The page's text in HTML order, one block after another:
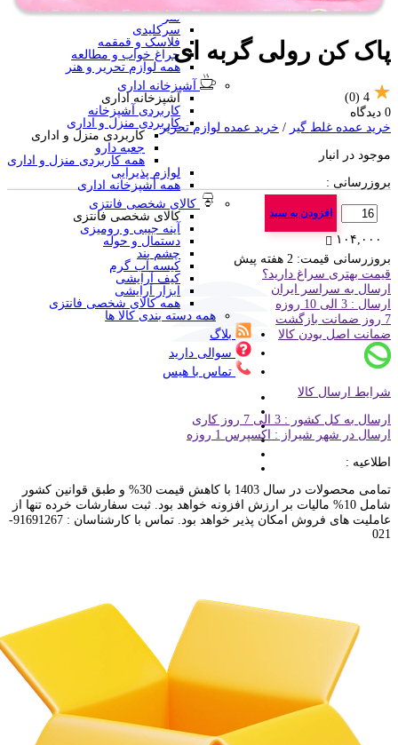
متر
سرکلیدی
فلاسک و قمقمه
چراغ خواب و مطالعه
همه لوازم تحریر و هنر
آشپزخانه اداری
آشپزخانه اداری
کاربردی آشپزخانه
کاربردی منزل و اداری
کاربردی منزل و اداری
جعبه دارو
همه کاربردی منزل و اداری
لوازم پذیرایی
همه آشپزخانه اداری
کالای شخصی فانتزی
کالای شخصی فانتزی
آینه جیبی و رومیزی
دستمال و حوله
چشم بند
کیسه آب گرم
کیف آرایشی
ابزار آرایشی
همه کالای شخصی فانتزی
همه دسته بندی کالا ها
بلاگ
سوالی دارید
تماس با هیس
پاک کن رولی گربه ای
4
(0)
0 دیدگاه
خرید عمده غلط گیر / خرید عمده لوازم تحریر
موجود در انبار
بروزرسانی :
تعداد افزودن به سبد
۱۰۴,۰۰۰
بروزرسانی قیمت: 2 هفته پیش
قیمت بهتری سراغ دارید؟
ارسال به سراسر ایران
ارسال : 3 الی 10 روزه
7 روز ضمانت بازگشت
ضمانت اصل بودن کالا
شرایط ارسال کالا
ارسال به کل کشور : 3 الی 7 روز کاری
ارسال در شهر شیراز : اکسپرس 1 روزه
اطلاعیه :
تمامی محصولات در سال 1403 با کاهش قیمت 30% و طبق قوانین کشور
شامل 10% مالیات بر ارزش افزونه خواهد بود. ثبت سفارشات خرده تنها از
عاملیت های فروش امکان پذیر خواهد بود. تماس با کارشناسان : 91691267-
021